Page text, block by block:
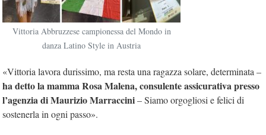
Vittoria Abbruzzese campionessa del Mondo in
danza Latino Style in Austria
«Vittoria lavora durissimo, ma resta una ragazza solare, determinata –
ha detto la mamma Rosa Malena, consulente assicurativa presso
l’agenzia di Maurizio Marraccini– Siamo orgogliosi e felici di
sostenerla in ogni passo».